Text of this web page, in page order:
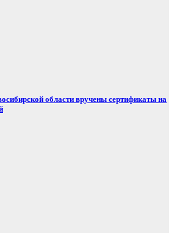
области вручены сертификаты на